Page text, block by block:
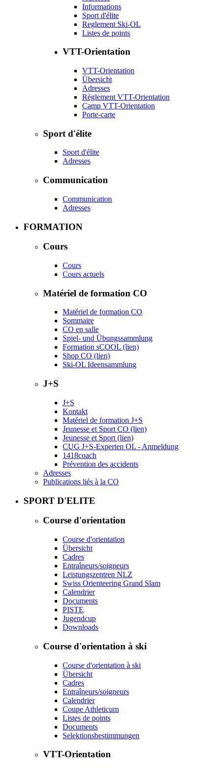
Informations
Sport d'élite
Reglement Ski-OL
Listes de points
VTT-Orientation
VTT-Orientation
Übersicht
Adresses
Règlement VTT-Orientation
Camp VTT-Orientation
Porte-carte
Sport d'élite
Sport d'élite
Adresses
Communication
Communication
Adresses
FORMATION
Cours
Cours
Cours actuels
Matériel de formation CO
Matériel de formation CO
Sommaire
CO en salle
Spiel- und Übungssammlung
Formation sCOOL (lien)
Shop CO (lien)
Ski-OL Ideensammlung
J+S
J+S
Kontakt
Matériel de formation J+S
Jeunesse et Sport CO (lien)
Jeunesse et Sport (lien)
CUG J+S-Experten OL - Anmeldung
1418coach
Prévention des accidents
Adresses
Publications liés à la CO
SPORT D'ELITE
Course d'orientation
Course d'orientation
Übersicht
Cadres
Entraîneurs/soigneurs
Leistungszentren NLZ
Swiss Orienteering Grand Slam
Calendrier
Documents
PISTE
Jugendcup
Downloads
Course d'orientation à ski
Course d'orientation à ski
Übersicht
Cadres
Entraîneurs/soigneurs
Calendrier
Coupe Athleticum
Listes de points
Documents
Selektionsbestimmungen
VTT-Orientation